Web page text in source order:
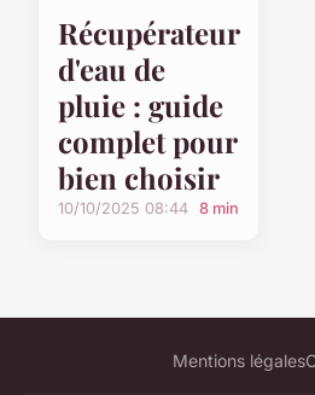
Récupérateur
d'eau de
pluie : guide
complet pour
bien choisir
10/10/2025 08:44 8 min
Mentions légales